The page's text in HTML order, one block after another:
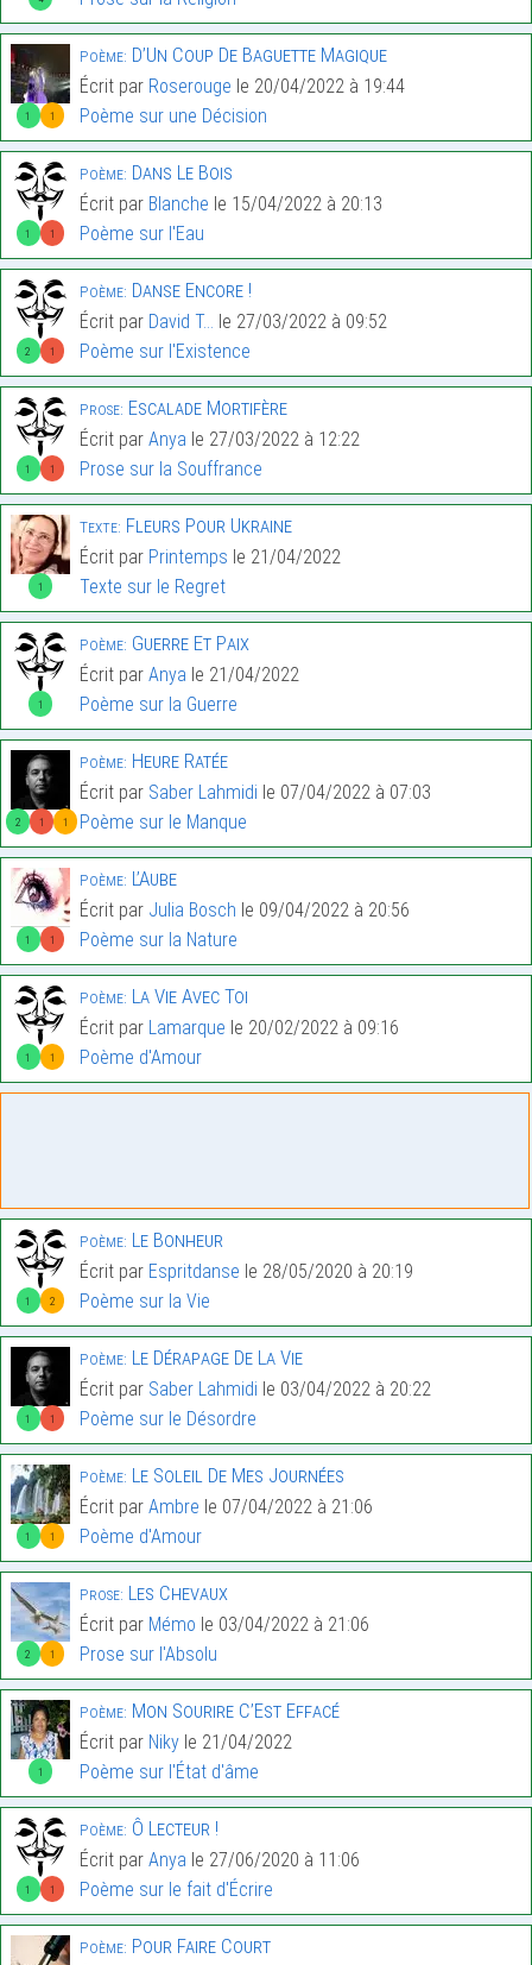
1 1
Poème: D’Un Coup De Baguette Magique
Écrit par Roserouge le 20/04/2022 à 19:44
Poème sur une Décision
1 1
Poème: Dans Le Bois
Écrit par Blanche le 15/04/2022 à 20:13
Poème sur l'Eau
2 1
Poème: Danse Encore !
Écrit par David T... le 27/03/2022 à 09:52
Poème sur l'Existence
1 1
Prose: Escalade Mortifère
Écrit par Anya le 27/03/2022 à 12:22
Prose sur la Souffrance
1
Texte: Fleurs Pour Ukraine
Écrit par Printemps le 21/04/2022
Texte sur le Regret
1
Poème: Guerre Et Paix
Écrit par Anya le 21/04/2022
Poème sur la Guerre
2 1 1
Poème: Heure Ratée
Écrit par Saber Lahmidi le 07/04/2022 à 07:03
Poème sur le Manque
1 1
Poème: L’Aube
Écrit par Julia Bosch le 09/04/2022 à 20:56
Poème sur la Nature
1 1
Poème: La Vie Avec Toi
Écrit par Lamarque le 20/02/2022 à 09:16
Poème d'Amour
1 2
Poème: Le Bonheur
Écrit par Espritdanse le 28/05/2020 à 20:19
Poème sur la Vie
1 1
Poème: Le Dérapage De La Vie
Écrit par Saber Lahmidi le 03/04/2022 à 20:22
Poème sur le Désordre
1 1
Poème: Le Soleil De Mes Journées
Écrit par Ambre le 07/04/2022 à 21:06
Poème d'Amour
2 1
Prose: Les Chevaux
Écrit par Mémo le 03/04/2022 à 21:06
Prose sur l'Absolu
1
Poème: Mon Sourire C’Est Effacé
Écrit par Niky le 21/04/2022
Poème sur l'État d'âme
1 1
Poème: Ô Lecteur !
Écrit par Anya le 27/06/2020 à 11:06
Poème sur le fait d'Écrire
Poème: Pour Faire Court